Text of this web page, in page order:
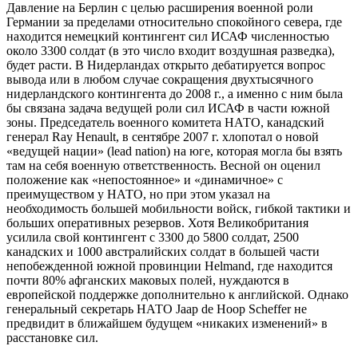
Давление на Берлин с целью расширения военной роли
Германии за пределами относительно спокойного севера, где
находится немецкий контингент сил ИСАФ численностью
около 3300 солдат (в это число входит воздушная разведка),
будет расти. В Нидерландах открыто дебатируется вопрос
вывода или в любом случае сокращения двухтысячного
нидерландского контингента до 2008 г., а именно с ним была
бы связана задача ведущей роли сил ИСАФ в части южной
зоны. Председатель военного комитета НАТО, канадский
генерал Ray Henault, в сентябре 2007 г. хлопотал о новой
«ведущей нации» (lead nation) на юге, которая могла бы взять
там на себя военную ответственность. Весной он оценил
положение как «непостоянное» и «динамичное» с
преимуществом у НАТО, но при этом указал на
необходимость большей мобильности войск, гибкой тактики и
больших оперативных резервов. Хотя Великобритания
усилила свой контингент с 3300 до 5800 солдат, 2500
канадских и 1000 австралийских солдат в большей части
непобежденной южной провинции Helmand, где находится
почти 80% афганских маковых полей, нуждаются в
европейской поддержке дополнительно к английской. Однако
генеральный секретарь НАТО Jaap de Hoop Scheffer не
предвидит в ближайшем будущем «никаких изменений» в
расстановке сил.